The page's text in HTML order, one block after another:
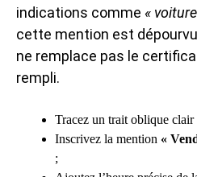
indications comme «
cette mention est
ne remplace pas le
rempli.
Tracez un trait oblique clair
Inscrivez la mention «
;